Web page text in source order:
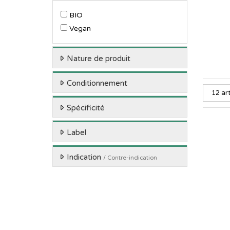
BIO
Vegan
Nature de produit
Conditionnement
Spécificité
Label
Indication / Contre-indication